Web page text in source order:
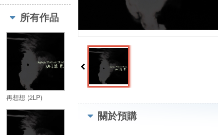
所有作品
再想想 (2LP)
關於預購